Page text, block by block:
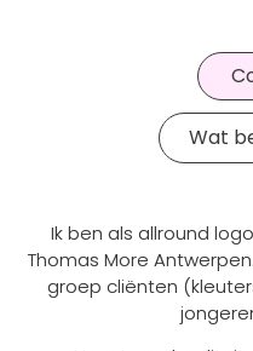
Wat
Ik ben als allround
Thomas More
groep cliënten